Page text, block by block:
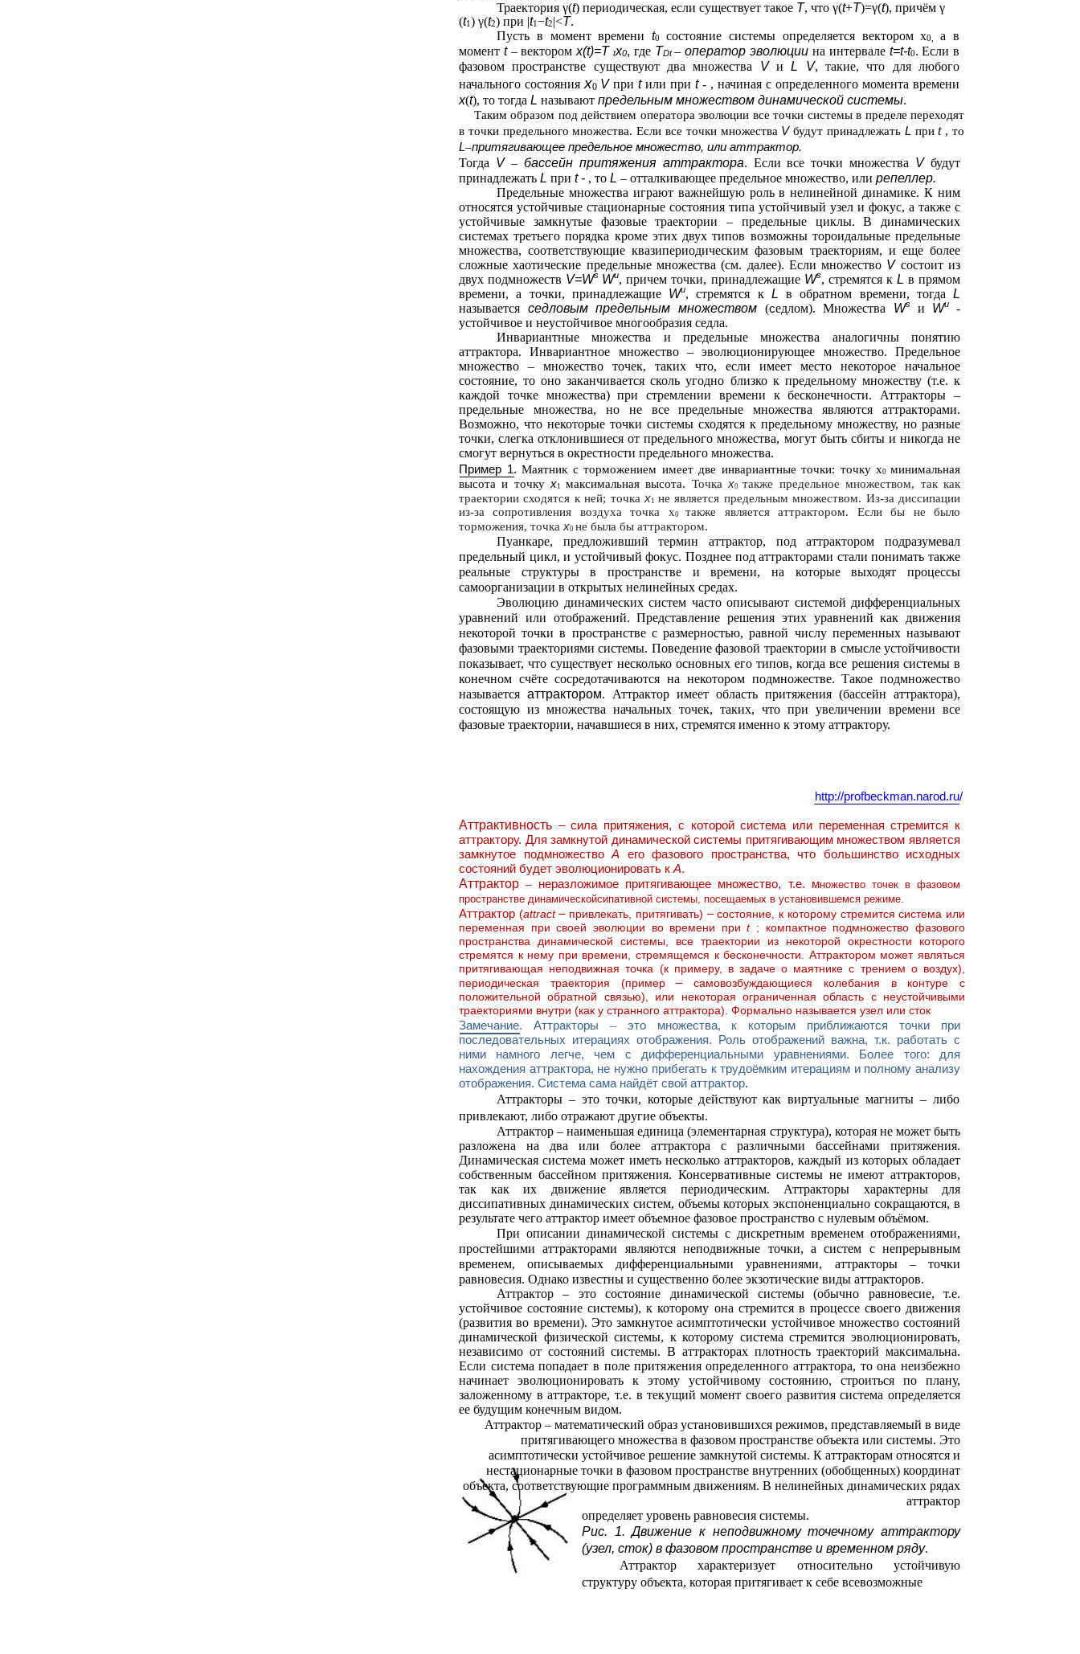
Траектория γ(t) периодическая, если существует такое T, что γ(t+T)=γ(t), причём γ
(t1) γ(t2) при |t1−t2|<T.
Пусть в момент времениt0состояние системы определяется вектором x0,а в
момент t – векторомx(t)=Ttx0, где TDt–оператор эволюции на интервале t=t-t0. Если в
фазовом пространстве существуют два множества VиL V, такие, что для любого
начального состояния x0 V при t или при t - , начиная с определенного момента времени
x(t), то тогда L называют предельным множеством динамической системы.
Таким образом под действием оператора эволюции все точки системы в пределе переходят
в точки предельного множества. Если все точки множества Vбудут принадлежать L приt , то
L–притягивающее предельное множество, или аттрактор.
Тогда V – бассейн притяжения аттрактора. Если все точки множества Vбудут
принадлежать L при t - , то L – отталкивающее предельное множество, или репеллер.
Предельные множества играют важнейшую роль в нелинейной динамике. К ним
относятся устойчивые стационарные состояния типа устойчивый узел и фокус, а также с
устойчивые замкнутые фазовые траектории – предельные циклы. В динамических
системах третьего порядка кроме этих двух типов возможны тороидальные предельные
множества, соответствующие квазипериодическим фазовым траекториям, и еще более
сложные хаотические предельные множества (см. далее). Если множество V состоит из
двух подмножеств V=Ws Wu, причем точки, принадлежащие Ws, стремятся к L в прямом
времени, а точки, принадлежащие Wu, стремятся к L в обратном времени, тогда L
называется седловым предельным множеством (седлом). Множества Ws и Wu -
устойчивое и неустойчивое многообразия седла.
Инвариантные множества и предельные множества аналогичны понятию
аттрактора. Инвариантное множество – эволюционирующее множество. Предельное
множество – множество точек, таких что, если имеет место некоторое начальное
состояние, то оно заканчивается сколь угодно близко к предельному множеству (т.е. к
каждой точке множества) при стремлении времени к бесконечности. Аттракторы –
предельные множества, но не все предельные множества являются аттракторами.
Возможно, что некоторые точки системы сходятся к предельному множеству, но разные
точки, слегка отклонившиеся от предельного множества, могут быть сбиты и никогда не
смогут вернуться в окрестности предельного множества.
Пример 1.Маятник с торможением имеет две инвариантные точки: точку х0минимальная
высота и точкух1 максимальная высота. Точка x0также предельное множеством, так как
траектории сходятся к ней; точках1 не является предельным множеством. Из-за диссипации
из-за сопротивления воздуха точка x0также является аттрактором. Если бы не было
торможения, точка x0 не была бы аттрактором.
Пуанкаре, предложивший термин аттрактор, под аттрактором подразумевал
предельный цикл, и устойчивый фокус. Позднее под аттракторами стали понимать также
реальные структуры в пространстве и времени, на которые выходят процессы
самоорганизации в открытых нелинейных средах.
Эволюцию динамических систем часто описывают системой дифференциальных
уравнений или отображений. Представление решения этих уравнений как движения
некоторой точки в пространстве с размерностью, равной числу переменных называют
фазовыми траекториями системы. Поведение фазовой траектории в смысле устойчивости
показывает, что существует несколько основных его типов, когда все решения системы в
конечном счёте сосредотачиваются на некотором подмножестве. Такое подмножество
называется аттрактором. Аттрактор имеет область притяжения (бассейн аттрактора),
состоящую из множества начальных точек, таких, что при увеличении времени все
фазовые траектории, начавшиеся в них, стремятся именно к этому аттрактору.
http://profbeckman.narod.ru/
Аттрактивность – сила притяжения, с которой система или переменная стремится к
аттрактору. Для замкнутой динамической системы притягивающим множеством является
замкнутое подмножество А его фазового пространства, что большинство исходных
состояний будет эволюционировать к А.
Аттрактор– неразложимое притягивающее множество, т.е. множество точек в фазовом
пространстве динамическойсипативной системы, посещаемых в установившемся режиме.
Аттрактор (attract– привлекать, притягивать) –состояние, к которому стремится система или
переменная при своей эволюции во времени приt ; компактное подмножество фазового
пространства динамической системы, все траектории из некоторой окрестности которого
стремятся к нему при времени, стремящемся к бесконечности. Аттрактором может являться
притягивающая неподвижная точка (к примеру, в задаче о маятнике с трением о воздух),
периодическая траектория (пример– самовозбуждающиеся колебания в контуре с
положительной обратной связью), или некоторая ограниченная область с неустойчивыми
траекториями внутри (как у странного аттрактора). Формально называется узел или сток
Замечание. Аттракторы – это множества, к которым приближаются точки при
последовательных итерациях отображения. Роль отображений важна, т.к. работать с
ними намного легче, чем с дифференциальными уравнениями. Более того: для
нахождения аттрактора, не нужно прибегать к трудоёмким итерациям и полному анализу
отображения. Система сама найдёт свой аттрактор.
Аттракторы – это точки, которые действуют как виртуальные магниты – либо
привлекают, либо отражают другие объекты.
Аттрактор – наименьшая единица (элементарная структура), которая не может быть
разложена на два или более аттрактора с различными бассейнами притяжения.
Динамическая система может иметь несколько аттракторов, каждый из которых обладает
собственным бассейном притяжения. Консервативные системы не имеют аттракторов,
так как их движение является периодическим. Аттракторы характерны для
диссипативных динамических систем, объемы которых экспоненциально сокращаются, в
результате чего аттрактор имеет объемное фазовое пространство с нулевым объёмом.
При описании динамической системы с дискретным временем отображениями,
простейшими аттракторами являются неподвижные точки, а систем с непрерывным
временем, описываемых дифференциальными уравнениями, аттракторы – точки
равновесия. Однако известны и существенно более экзотические виды аттракторов.
Аттрактор – это состояние динамической системы (обычно равновесие, т.е.
устойчивое состояние системы), к которому она стремится в процессе своего движения
(развития во времени). Это замкнутое асимптотически устойчивое множество состояний
динамической физической системы, к которому система стремится эволюционировать,
независимо от состояний системы. В аттракторах плотность траекторий максимальна.
Если система попадает в поле притяжения определенного аттрактора, то она неизбежно
начинает эволюционировать к этому устойчивому состоянию, строиться по плану,
заложенному в аттракторе, т.е. в текущий момент своего развития система определяется
ее будущим конечным видом.
Аттрактор – математический образ установившихся режимов, представляемый в виде
притягивающего множества в фазовом пространстве объекта или системы. Это
асимптотически устойчивое решение замкнутой системы. К аттракторам относятся и
нестационарные точки в фазовом пространстве внутренних (обобщенных) координат
объекта, соответствующие программным движениям. В нелинейных динамических рядах
аттрактор
определяет уровень равновесия системы.
Рис. 1. Движение к неподвижному точечному аттрактору
(узел, сток) в фазовом пространстве и временном ряду.
Аттрактор характеризует относительно устойчивую
структуру объекта, которая притягивает к себе всевозможные